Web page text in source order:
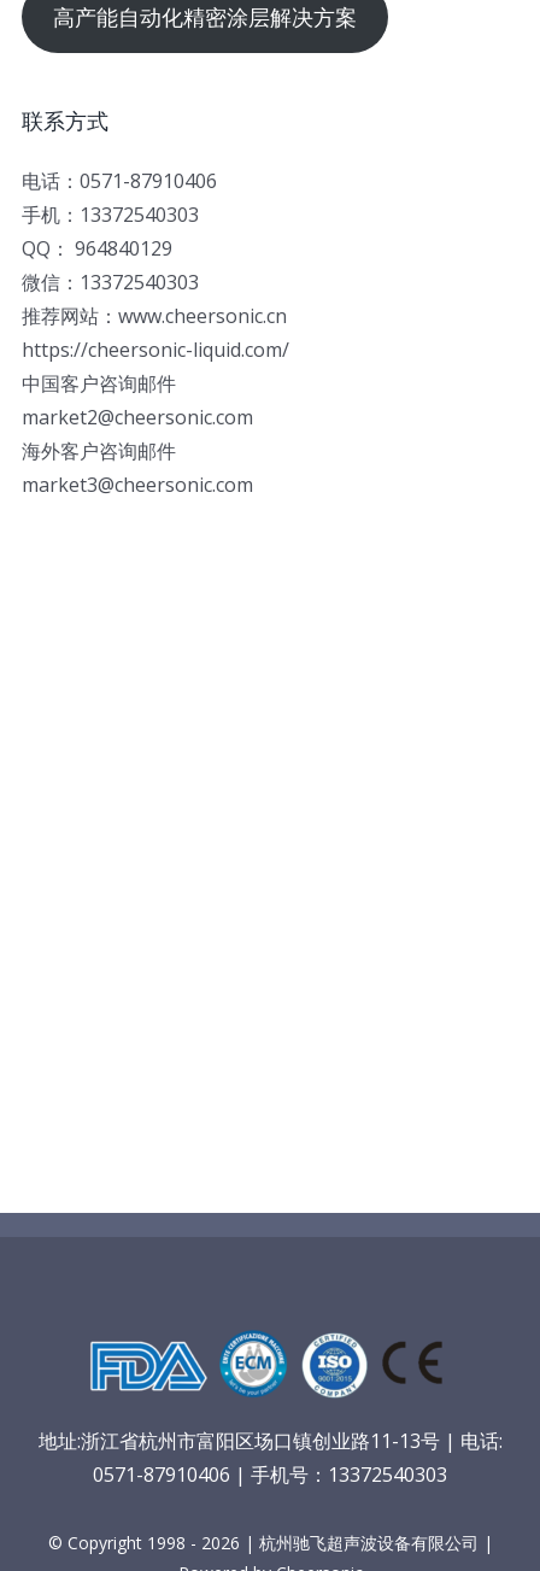
高产能自动化精密涂层解决方案
联系方式
电话：0571-87910406
手机：13372540303
QQ： 964840129
微信：13372540303
推荐网站：www.cheersonic.cn
https://cheersonic-liquid.com/
中国客户咨询邮件
market2@cheersonic.com
海外客户咨询邮件
market3@cheersonic.com
地址:浙江省杭州市富阳区场口镇创业路11-13号 | 电话:
0571-87910406 | 手机号：13372540303
© Copyright 1998 - 2026 | 杭州驰飞超声波设备有限公司 |